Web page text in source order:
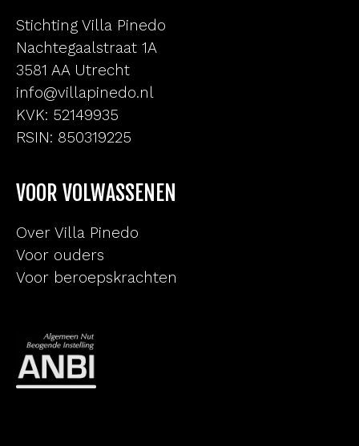
Stichting Villa Pinedo
Nachtegaalstraat 1A
3581 AA Utrecht
info@villapinedo.nl
KVK: 52149935
RSIN: 850319225
VOOR VOLWASSENEN
Over Villa Pinedo
Voor ouders
Voor beroepskrachten